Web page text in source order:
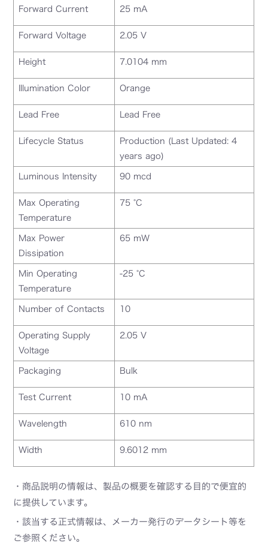
Forward Current 25 mA
Forward Voltage 2.05 V
Height 7.0104 mm
Illumination Color Orange
Lead Free Lead Free
Lifecycle Status
Production (Last Updated: 4
years ago)
Luminous Intensity 90 mcd
Max Operating
Temperature
75 °C
Max Power
Dissipation
65 mW
Min Operating
Temperature
-25 °C
Number of Contacts 10
Operating Supply
Voltage
2.05 V
Packaging Bulk
Test Current 10 mA
Wavelength 610 nm
Width 9.6012 mm
・商品説明の情報は、製品の概要を確認する目的で便宜的
に提供しています。
・該当する正式情報は、メーカー発行のデータシート等を
ご参照ください。